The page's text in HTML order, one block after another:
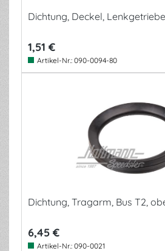
Dichtung, Deckel,
1,51 €
Artikel-Nr.: 090-0094-80
Dichtung, Tragarm, Bus T2,
6,45 €
Artikel-Nr.: 090-0021